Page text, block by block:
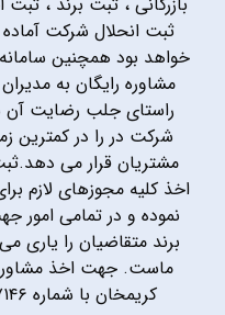
ثبت انحلال شرکت آماده
خواهد بود همچنین
مشاوره رایگان به
راستای جلب رضایت آن
شرکت در را در کمترین
مشتریان قرار می
اخذ کلیه مجوزهای لازم
نموده و در تمامی
برند متقاضیان را
ماست. جهت اخذ
کریمخان با شماره ۰۲۱۸۷۱۴۶ تماس حاصل فرمایید.